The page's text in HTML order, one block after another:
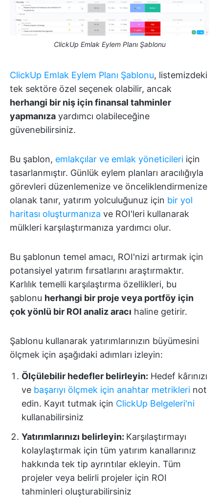
ClickUp Emlak Eylem Planı Şablonu
ClickUp Emlak Eylem Planı Şablonu, listemizdeki
tek sektöre özel seçenek olabilir, ancak
herhangi bir niş için finansal tahminler
yapmanıza yardımcı olabileceğine
güvenebilirsiniz.
Bu şablon, emlakçılar ve emlak yöneticileri için
tasarlanmıştır. Günlük eylem planları aracılığıyla
görevleri düzenlemenize ve önceliklendirmenize
olanak tanır, yatırım yolculuğunuz için bir yol
haritası oluşturmanıza ve ROI'leri kullanarak
mülkleri karşılaştırmanıza yardımcı olur.
Bu şablonun temel amacı, ROI'nizi artırmak için
potansiyel yatırım fırsatlarını araştırmaktır.
Karlılık temelli karşılaştırma özellikleri, bu
şablonu herhangi bir proje veya portföy için
çok yönlü bir ROI analiz aracı haline getirir.
Şablonu kullanarak yatırımlarınızın büyümesini
ölçmek için aşağıdaki adımları izleyin:
Ölçülebilir hedefler belirleyin: Hedef kârınızı
ve başarıyı ölçmek için anahtar metrikleri not
edin. Kayıt tutmak için ClickUp Belgeleri'ni
kullanabilirsiniz
Yatırımlarınızı belirleyin: Karşılaştırmayı
kolaylaştırmak için tüm yatırım kanallarınız
hakkında tek tip ayrıntılar ekleyin. Tüm
projeler veya belirli projeler için ROI
tahminleri oluşturabilirsiniz